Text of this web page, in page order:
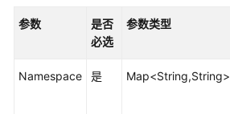
参数
是否
必选
参数类型
Namespace 是 Map<String,String>